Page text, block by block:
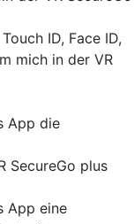
ID, Face ID,
mich in der VR
App die
SecureGo plus
App eine